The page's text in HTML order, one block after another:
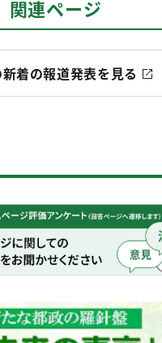
連ページ
着の報道発表を見る